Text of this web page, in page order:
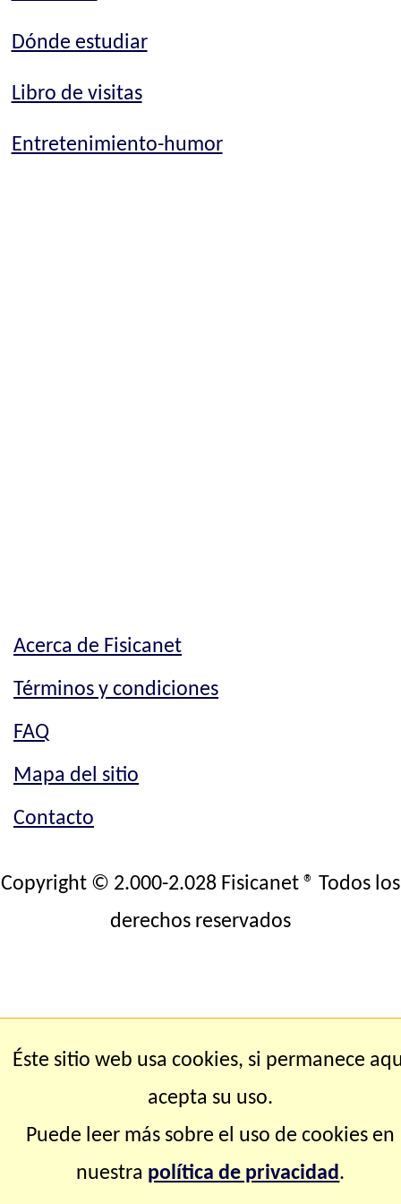
Dónde estudiar
Libro de visitas
Entretenimiento-humor
Acerca de Fisicanet
Términos y condiciones
FAQ
Mapa del sitio
Contacto
Copyright © 2.000-2.028 Fisicanet ® Todos los
derechos reservados
Éste sitio web usa cookies, si permanece
acepta su uso.
Puede leer más sobre el uso de cookies en
nuestra política de privacidad.